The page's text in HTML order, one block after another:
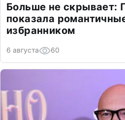
Больше не скрывает:
показала
избранником
6 августа 60